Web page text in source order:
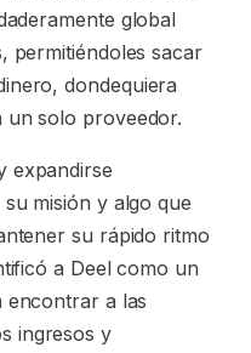
global
permitiéndoles sacar
dondequiera
un solo proveedor.
expandirse
misión y algo que
su rápido ritmo
a Deel como un
encontrar a las
ingresos y